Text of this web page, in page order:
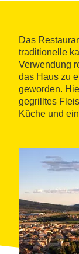
Das
traditionelle
Verwendung
das Haus zu
geworden.
gegrilltes
Küche und